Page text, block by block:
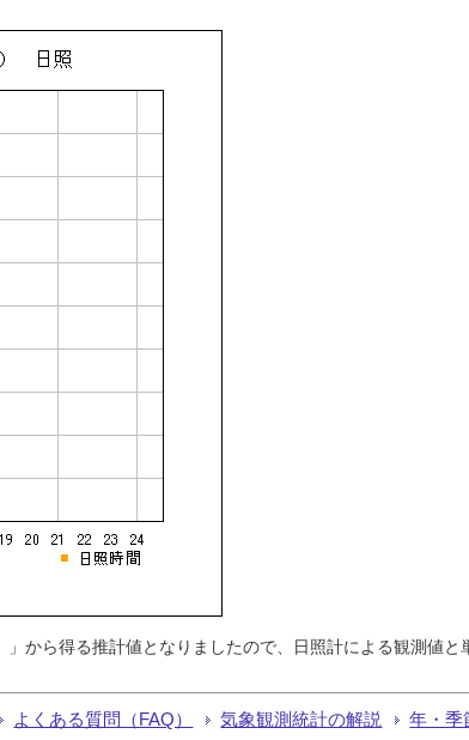
から得る推計値となりましたので、日照計による観測値と
よくある質問（FAQ） 気象観測統計の解説 年・季